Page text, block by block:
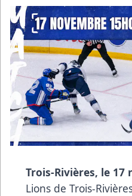
Trois-Rivières, le 17
Lions de Trois-